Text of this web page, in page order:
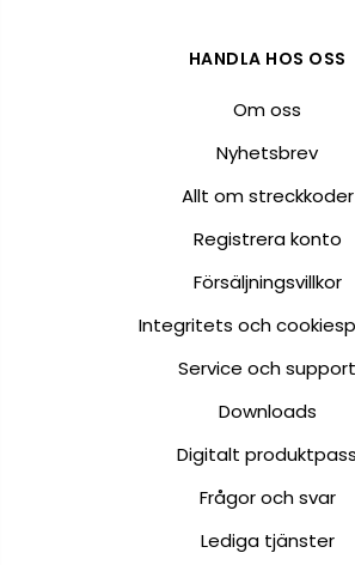
HANDLA HOS OSS
Om oss
Nyhetsbrev
Allt om streckkoder
Registrera konto
Försäljningsvillkor
Integritets och
Service och support
Downloads
Digitalt produktpass
Frågor och svar
Lediga tjänster